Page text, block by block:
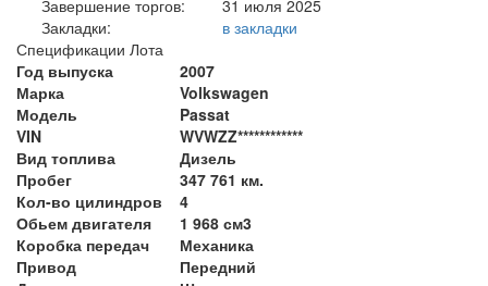
Завершение торгов:
31 июля 2025
Закладки:
в закладки
Спецификации Лота
Год выпуска
2007
Марка
Volkswagen
Модель
Passat
VIN
WVWZZ************
Вид топлива
Дизель
Пробег
347 761 км.
Кол-во цилиндров
4
Обьем двигателя
1 968 см3
Коробка передач
Механика
Привод
Передний